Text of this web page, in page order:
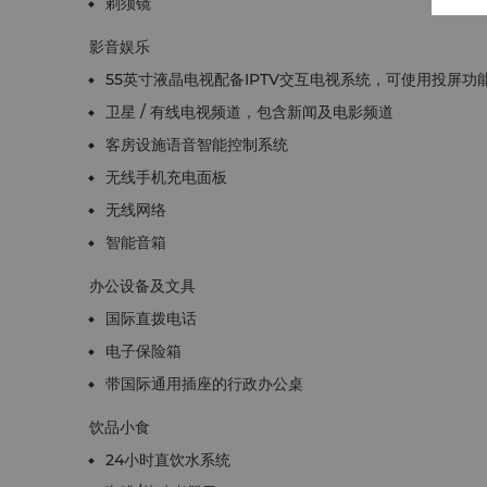
影音娱乐
55英寸液晶电视配备IPTV交互电视系统，可使用投屏功
卫星 / 有线电视频道，包含新闻及电影频道
客房设施语音智能控制系统
无线手机充电面板
无线网络
智能音箱
办公设备及文具
国际直拨电话
电子保险箱
带国际通用插座的行政办公桌
饮品小食
24小时直饮水系统